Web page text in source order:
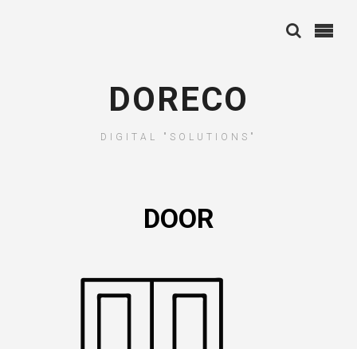
DORECO
DIGITAL "SOLUTIONS"
DOOR